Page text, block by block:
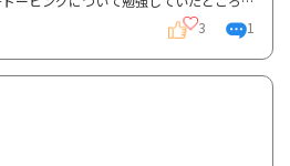
3 1